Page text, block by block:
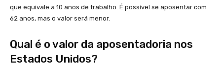
que equivale a 10 anos de trabalho. É possível se aposentar com
62 anos, mas o valor será menor.
Qual é o valor da aposentadoria nos
Estados Unidos?